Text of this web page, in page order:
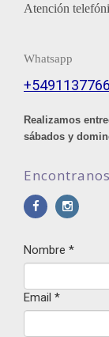
Atención
Whatsapp
Realizamos
sábados y
Nombre *
Email *